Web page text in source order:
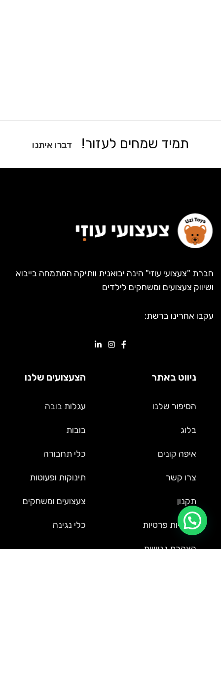
תמיד שמחים לעזור! דברו איתנו
חברת "צעצועי עוזי" הינה יבואנית וותיקה המתמחה בייבוא
ושיווק צעצועים ומשחקים לילדים
עקבו אחרינו ברשת:
ניווט באתר
הסיפור שלנו
בלוג
איפה קונים
צרו קשר
תקנון
מדיניות פרטיות
הצהרת נגישות
הצעצועים שלנו
עגלות בובה
בובות
כלי תחבורה
תינוקות ופעוטות
צעצועים ומשחקים
כלי נגינה